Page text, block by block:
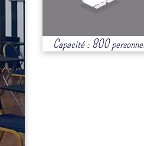
Capacité : 800